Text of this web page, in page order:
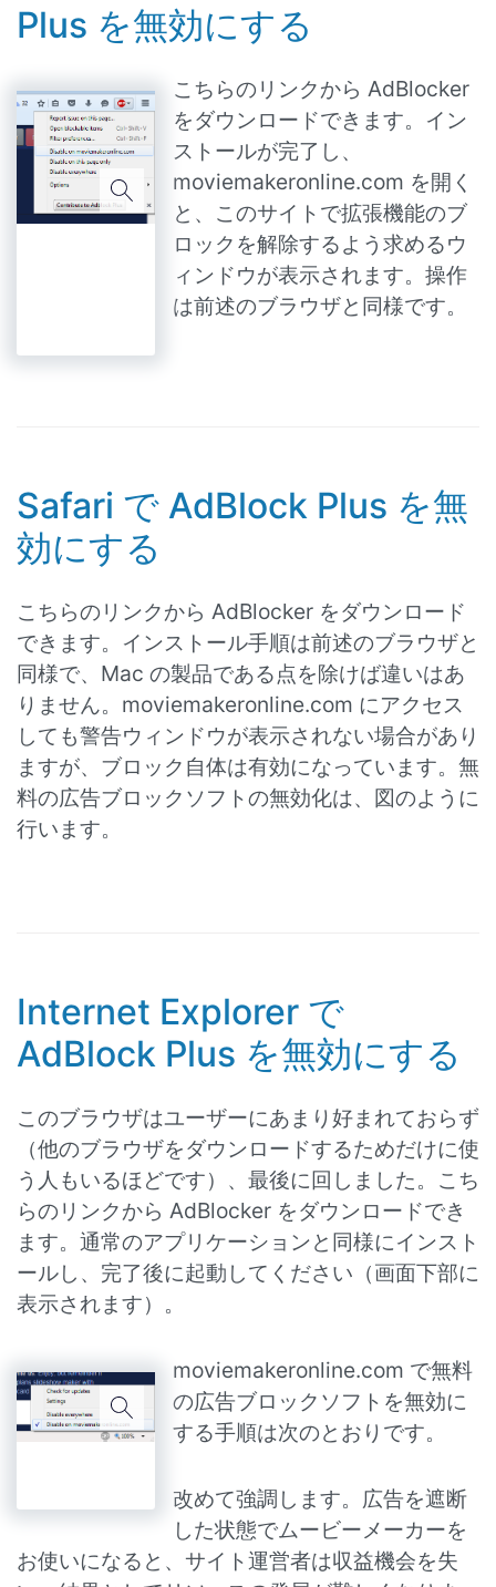
Plus を無効にする
こちらのリンクから AdBlocker
をダウンロードできます。イン
ストールが完了し、
moviemakeronline.com を開く
と、このサイトで拡張機能のブ
ロックを解除するよう求めるウ
ィンドウが表示されます。操作
は前述のブラウザと同様です。
Safari で AdBlock Plus を無
効にする
こちらのリンクから AdBlocker をダウンロード
できます。インストール手順は前述のブラウザと
同様で、Mac の製品である点を除けば違いはあ
りません。moviemakeronline.com にアクセス
しても警告ウィンドウが表示されない場合があり
ますが、ブロック自体は有効になっています。無
料の広告ブロックソフトの無効化は、図のように
行います。
Internet Explorer で
AdBlock Plus を無効にする
このブラウザはユーザーにあまり好まれておらず
（他のブラウザをダウンロードするためだけに使
う人もいるほどです）、最後に回しました。こち
らのリンクから AdBlocker をダウンロードでき
ます。通常のアプリケーションと同様にインスト
ールし、完了後に起動してください（画面下部に
表示されます）。
moviemakeronline.com で無料
の広告ブロックソフトを無効に
する手順は次のとおりです。
改めて強調します。広告を遮断
した状態でムービーメーカーを
お使いになると、サイト運営者は収益機会を失